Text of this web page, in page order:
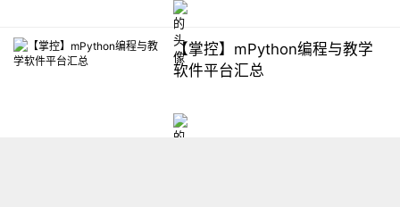
【掌控】mPython编程与教学
软件平台汇总